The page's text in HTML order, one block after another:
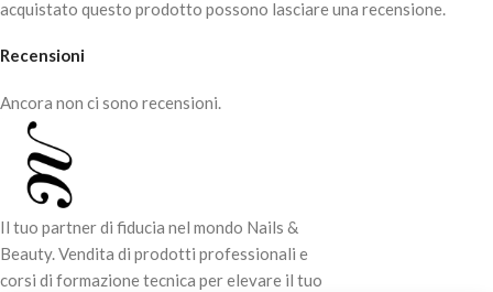
Recensioni
Ancora non ci sono recensioni.
acquistato questo prodotto possono lasciare una recensione.
Il tuo partner di fiducia nel mondo Nails &
Beauty. Vendita di prodotti professionali e
corsi di formazione tecnica per elevare il tuo